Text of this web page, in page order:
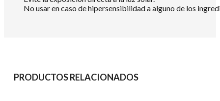
No usar en caso de hipersensibilidad a alguno de los
PRODUCTOS RELACIONADOS